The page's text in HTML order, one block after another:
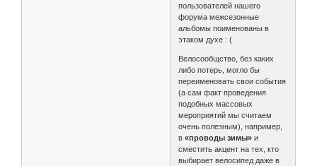
пользователей нашего
форума межсезонные
альбомы поименованы в
этаком духе : (
Велосообщство, без каких
либо потерь, могло бы
переименовать свои события
(а сам факт проведения
подобных массовых
мероприятий мы считаем
очень полезным), например,
в«проводы зимы» и
сместить акцент на тех, кто
выбирает велосипед даже в